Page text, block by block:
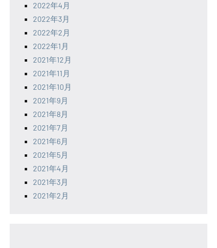
2022年4月
2022年3月
2022年2月
2022年1月
2021年12月
2021年11月
2021年10月
2021年9月
2021年8月
2021年7月
2021年6月
2021年5月
2021年4月
2021年3月
2021年2月